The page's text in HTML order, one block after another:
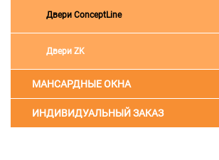
Двери ConceptLine
Двери ZK
МАНСАРДНЫЕ ОКНА
ИНДИВИДУАЛЬНЫЙ ЗАКАЗ